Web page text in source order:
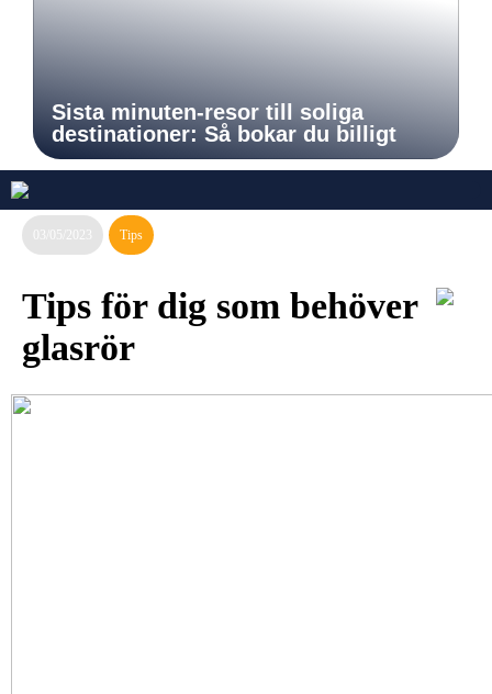
Sista minuten-resor till soliga
destinationer: Så bokar du billigt
03/05/2023 Tips
Tips för dig som behöver
glasrör